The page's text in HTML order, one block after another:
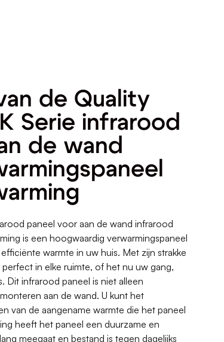
de Quality
Serie infrarood
de wand
paneel voor aan de wand infrarood
is een hoogwaardig verwarmingspaneel
warmte in uw huis. Met zijn strakke
in elke ruimte, of het nu uw gang,
Dit infrarood paneel is niet alleen
aan de wand. U kunt het
van de aangename warmte die het paneel
heeft het paneel een duurzame en
meegaat en bestand is tegen dagelijks